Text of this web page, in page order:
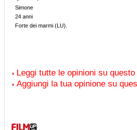
Simone
24 anni
Forte dei marmi (LU).
Leggi tutte le opinioni su questo
Aggiungi la tua opinione su